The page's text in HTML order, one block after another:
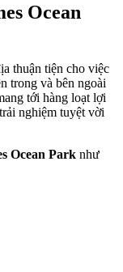
Ocean
thuận tiện cho việc
trong và bên ngoài
tới hàng loạt lợi
nghiệm tuyệt vời
Ocean Park như